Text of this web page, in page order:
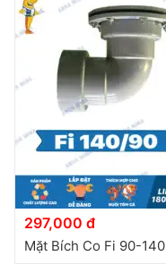
297,000 đ
Mặt Bích Co Fi 90-140